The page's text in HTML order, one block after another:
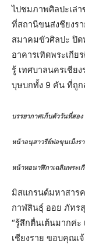
ไปชมภาพศิลปะเล่
ที่สถานีขนส่งชียงร
สมาคมขัวศิลปะ ปิ
อาคารเทิดพระเกี
รู้ เทศบาลนครเชีย
บุษบกทั้ง 9 คัน ที่ถูก
บรรยากาศเก็บตัววันที่สอง
หน้าอนุสาวรีย์พ่อขุนเม็งร
หน้าหอนาฬิกาเฉลิมพระเกี
มิสแกรนด์มหาสาร
กาฬสินธุ์ ออย ภัทร
“รู้สึกตื่นเต้นมากค่ะ
เชียงราย ขอบคุณเ